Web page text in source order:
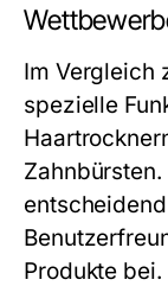
Im Vergleich
spezielle
Produkte bei.